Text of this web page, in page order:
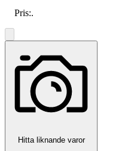
Pris:.
Hitta liknande varor